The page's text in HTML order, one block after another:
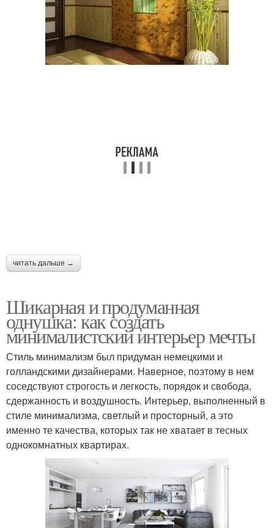
читать дальше →
Шикарная и продуманная
однушка: как создать
минималистский интерьер мечты
Стиль минимализм был придуман немецкими и
голландскими дизайнерами. Наверное, поэтому в нем
соседствуют строгость и легкость, порядок и свобода,
сдержанность и воздушность. Интерьер, выполненный в
стиле минимализма, светлый и просторный, а это
именно те качества, которых так не хватает в тесных
однокомнатных квартирах.